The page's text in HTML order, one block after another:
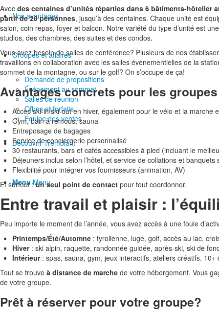
Nos avantages
Groupes et affaires
Demande de propositions
Événement au sommet
Salles de réunion
Offres et forfaits
Équipe des ventes
Découvrir Tremblant
Menu Menu
Avec des centaines d’unités réparties dans 6 bâtiments-hôtelier
partir de 20 personnes, jusqu’à des centaines. Chaque unité est
salon, coin repas, foyer et balcon. Notre variété du type d’unité est
studios, des chambres, des suites et des condos.
Vous avez besoin de salles de conférence? Plusieurs de nos
travaillons en collaboration avec les salles événementielles de la
sommet de la montagne, ou sur le golf? On s’occupe de ça!
Avantages concrets pour les
Accès ski-in/ski-out en hiver, également pour le vélo et la marche
Gym, bain à remous, sauna
Entreposage de bagages
Service de conciergerie personnalisé
30 restaurants, bars et cafés accessibles à pied (incluant le
Déjeuners inclus selon l’hôtel, et service de collations et banquets
Flexibilité pour intégrer vos fournisseurs (animation, AV)
Et surtout :un seul point de contact pour tout coordonner.
Entre travail et plaisir :
Peu importe le moment de l’année, vous avez accès à une foule
Printemps/Été/Automne : tyrolienne, luge, golf, accès au lac,
Hiver: ski alpin, raquette, randonnée guidée, après-ski, ski de
Intérieur: spas, sauna, gym, jeux interactifs, ateliers créatifs. 10+
Tout se trouve à distance de marche de votre hébergement. Vous
de votre groupe.
Prêt à réserver pour votre groupe?